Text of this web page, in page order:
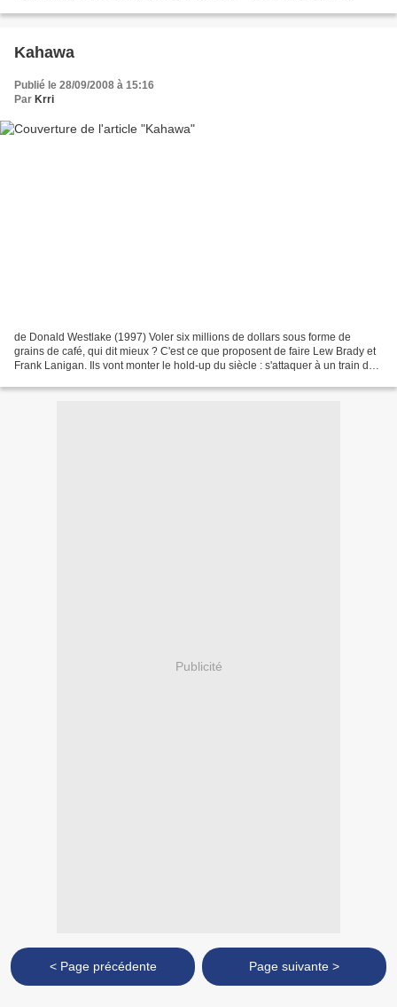
Kahawa
Publié le 28/09/2008 à 15:16
Par Krri
de Donald Westlake (1997) Voler six millions de dollars sous forme de
grains de café, qui dit mieux ? C'est ce que proposent de faire Lew Brady et
Frank Lanigan. Ils vont monter le hold-up du siècle : s'attaquer à un train de
Publicité
< Page précédente Page suivante >